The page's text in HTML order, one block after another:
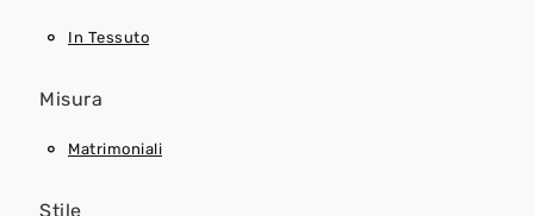
In Tessuto
Misura
Matrimoniali
Stile